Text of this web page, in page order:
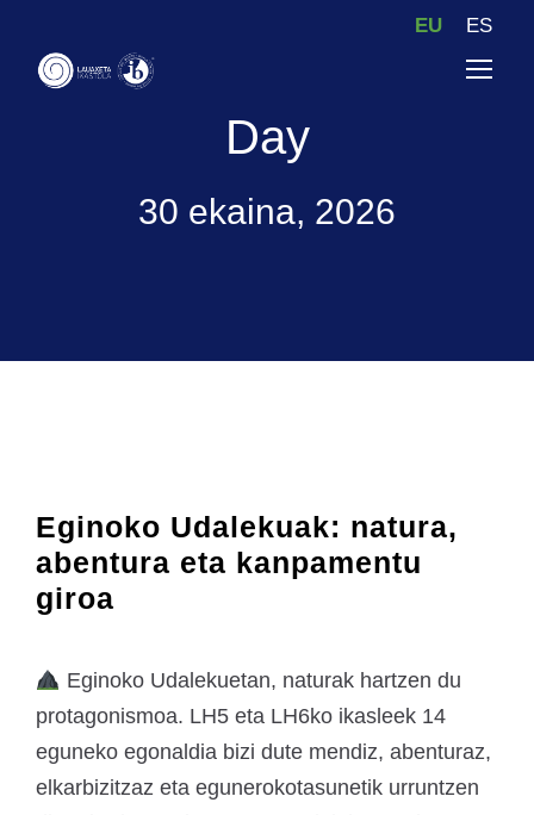
EU ES
Day
30 ekaina, 2026
Eginoko Udalekuak: natura,
abentura eta kanpamentu
giroa
Eginoko Udalekuetan, naturak hartzen du
protagonismoa. LH5 eta LH6ko ikasleek 14
eguneko egonaldia bizi dute mendiz, abenturaz,
elkarbizitzaz eta egunerokotasunetik urruntzen